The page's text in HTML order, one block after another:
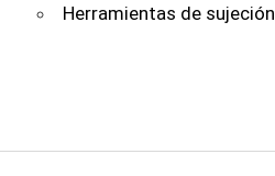
Herramientas de sujeción